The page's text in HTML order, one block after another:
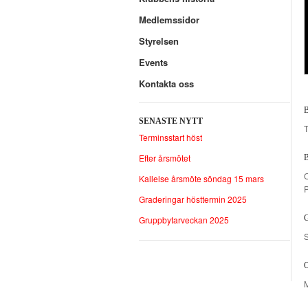
Medlemssidor
Styrelsen
Events
Kontakta oss
SENASTE NYTT
Terminsstart höst
Efter årsmötet
Kallelse årsmöte söndag 15 mars
Graderingar hösttermin 2025
Gruppbytarveckan 2025